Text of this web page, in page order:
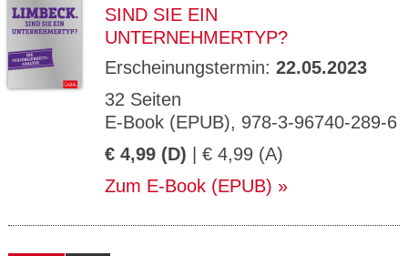
SIND SIE EIN
UNTERNEHMERTYP?
Erscheinungstermin: 22.05.2023
32 Seiten
E-Book (EPUB), 978-3-96740-289-6
€ 4,99 (D) | € 4,99 (A)
Zum E-Book (EPUB)